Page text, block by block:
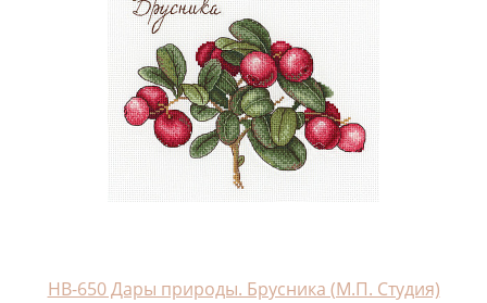
НВ-650 Дары природы. Брусника (М.П. Студия)